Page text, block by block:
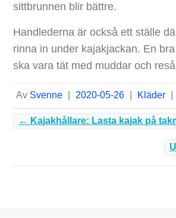
sittbrunnen blir bättre.
Handlederna är också ett ställe
rinna in under kajakjackan. En
ska vara tät med muddar och
Av Svenne 2020-05-26 Kläder
← Kajakhållare: Lasta kajak på